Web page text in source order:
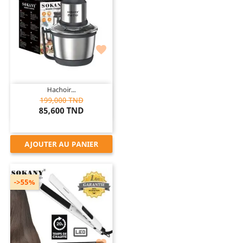

Hachoir...
199,000 TND
85,600 TND
AJOUTER AU PANIER
->55%